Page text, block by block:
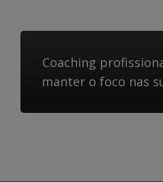
Coaching
manter o foco nas